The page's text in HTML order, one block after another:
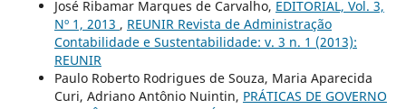
José Ribamar Marques de Carvalho, EDITORIAL, Vol. 3,
Nº 1, 2013 , REUNIR Revista de Administração
Contabilidade e Sustentabilidade: v. 3 n. 1 (2013):
REUNIR
Paulo Roberto Rodrigues de Souza, Maria Aparecida
Curi, Adriano Antônio Nuintin, PRÁTICAS DE GOVERNO